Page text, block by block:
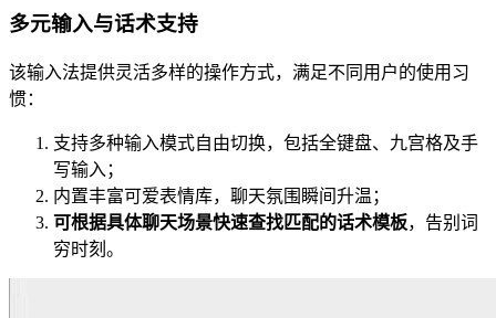
多元输入与话术支持
该输入法提供灵活多样的操作方式，满足不同用户的使用习
惯：
支持多种输入模式自由切换，包括全键盘、九宫格及手
写输入；
内置丰富可爱表情库，聊天氛围瞬间升温；
可根据具体聊天场景快速查找匹配的话术模板，告别词
穷时刻。